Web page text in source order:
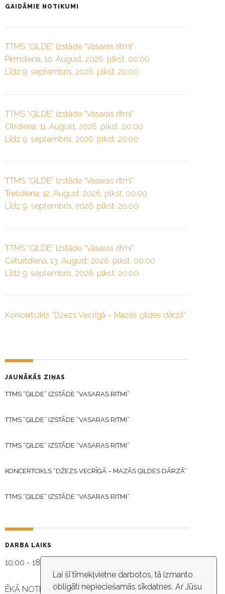
Lai šī tīmekļvietne darbotos, tā izmanto
obligāti nepieciešamās sīkdatnes. Ar Jūsu
GAIDĀMIE NOTIKUMI
TTMS “ĢILDE” izstāde “Vasaras ritmi”
Pirmdiena, 10. August, 2026. plkst. 00:00
Līdz 9. septembris, 2026. plkst. 20:00
TTMS “ĢILDE” izstāde “Vasaras ritmi”
Otrdiena, 11. August, 2026. plkst. 00:00
Līdz 9. septembris, 2026. plkst. 20:00
TTMS “ĢILDE” izstāde “Vasaras ritmi”
Trešdiena, 12. August, 2026. plkst. 00:00
Līdz 9. septembris, 2026. plkst. 20:00
TTMS “ĢILDE” izstāde “Vasaras ritmi”
Ceturtdiena, 13. August, 2026. plkst. 00:00
Līdz 9. septembris, 2026. plkst. 20:00
Koncertcikls “Džezs Vecrīgā – Mazās ģildes dārzā”
JAUNĀKĀS ZIŅAS
TTMS “ĢILDE” IZSTĀDE “VASARAS RITMI”
TTMS “ĢILDE” IZSTĀDE “VASARAS RITMI”
TTMS “ĢILDE” IZSTĀDE “VASARAS RITMI”
KONCERTCIKLS “DŽEZS VECRĪGĀ – MAZĀS ĢILDES DĀRZĀ”
TTMS “ĢILDE” IZSTĀDE “VASARAS RITMI”
DARBA LAIKS
10:00 - 18:30
ĒKĀ NOTIEK VIDEO NOVĒROŠANA